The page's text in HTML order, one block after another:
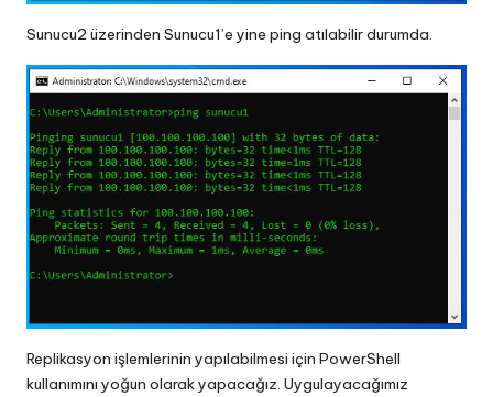
Sunucu2 üzerinden Sunucu1’e yine ping atılabilir durumda.
Replikasyon işlemlerinin yapılabilmesi için PowerShell
kullanımını yoğun olarak yapacağız. Uygulayacağımız